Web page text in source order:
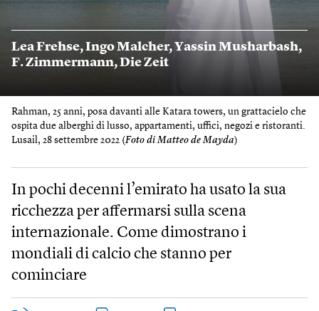
Rahman, 25 anni, posa davanti alle Katara towers, un grattacielo che
ospita due alberghi di lusso, appartamenti, uffici, negozi e ristoranti.
Lusail, 28 settembre 2022 (Foto di Matteo de Mayda)
Lea Frehse,Ingo Malcher,Yassin Musharbash,
F. Zimmermann,Die Zeit
In pochi decenni l’emirato ha usato la sua
ricchezza per affermarsi sulla scena
internazionale. Come dimostrano i
mondiali di calcio che stanno per
cominciare